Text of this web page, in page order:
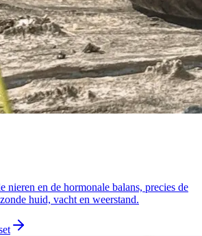
nieren en de hormonale balans, precies de
huid, vacht en weerstand.